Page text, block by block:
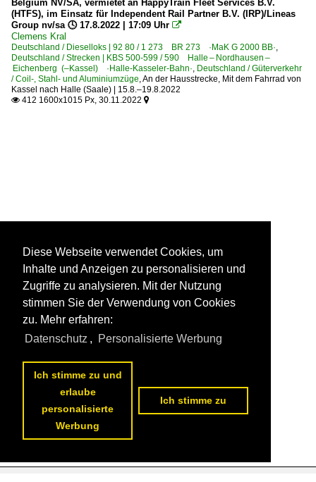
Belgium NV/SA, vermietet an HappyTrain Fleet Services B.V.
(HTFS), im Einsatz für Independent Rail Partner B.V. (IRP)/Lineas
Group nv/sa 🕓 17.8.2022 | 17:09 Uhr 
Clemens Kral
Deutschland / Dieselloks | 92 80 / 1 273 BR 273 ·MaK G 2000 BB·,
Deutschland / Strecken | KBS 500-599 / 590 Halle – Nordhausen –
Eichenberg (–Kassel) ·Halle-Kasseler-Bahn·, Deutschland / Güterverkehr
/ Coil-, Stahl- und Aluminiumzüge,An der Hausstrecke, Mit dem Fahrrad von
Kassel nach Halle (Saale) | 15.8.–19.8.2022
 412 1600x1015 Px, 30.11.2022 
Diese Webseite verwendet Cookies, um
Inhalte und Anzeigen zu personalisieren und
Zugriffe zu analysieren. Mit der Nutzung
stimmen Sie der Verwendung von Cookies
zu. Mehr erfahren:
Datenschutz , Personalisierte Werbung
Ich stimme zu und
erlaube
personalisierte
Werbung
Ich stimme zu